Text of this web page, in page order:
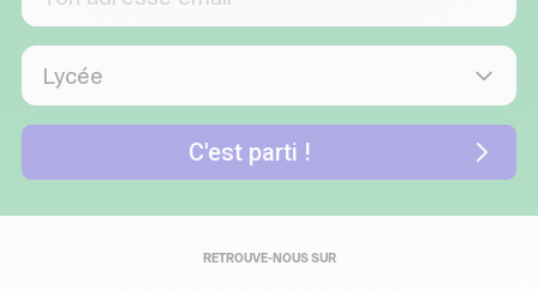
RETROUVE-NOUS SUR